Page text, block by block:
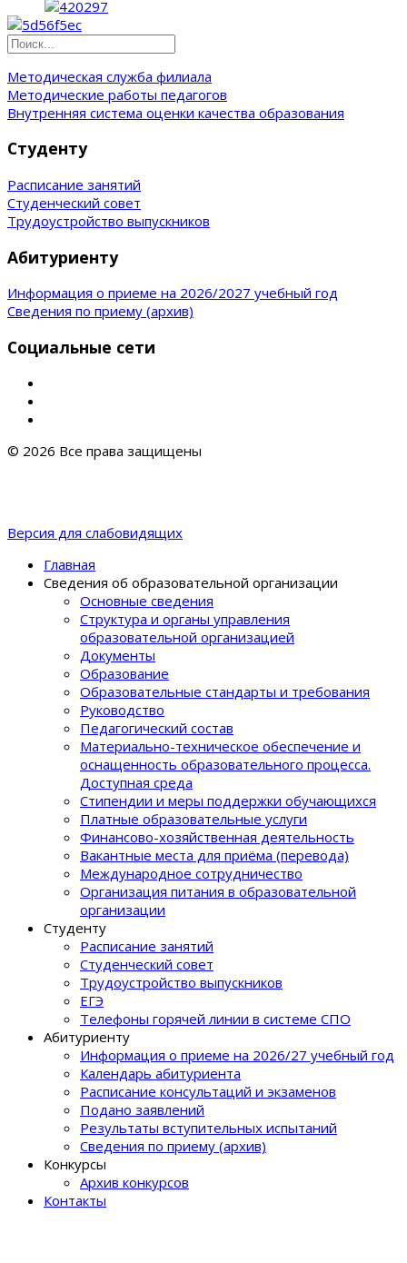
Методическая служба филиала
Методические работы педагогов
Внутренняя система оценки качества образования
Студенту
Расписание занятий
Студенческий совет
Трудоустройство выпускников
Абитуриенту
Информация о приеме на 2026/2027 учебный год
Сведения по приему (архив)
Социальные сети
© 2026 Все права защищены
Версия для слабовидящих
Главная
Сведения об образовательной организации
Основные сведения
Структура и органы управления
образовательной организацией
Документы
Образование
Образовательные стандарты и требования
Руководство
Педагогический состав
Материально-техническое обеспечение и
оснащенность образовательного процеcса.
Доступная среда
Стипендии и меры поддержки обучающихся
Платные образовательные услуги
Финансово-хозяйственная деятельность
Вакантные места для приёма (перевода)
Международное сотрудничество
Организация питания в образовательной
организации
Студенту
Расписание занятий
Студенческий совет
Трудоустройство выпускников
ЕГЭ
Телефоны горячей линии в системе СПО
Абитуриенту
Информация о приеме на 2026/27 учебный год
Календарь абитуриента
Расписание консультаций и экзаменов
Подано заявлений
Результаты вступительных испытаний
Сведения по приему (архив)
Конкурсы
Архив конкурсов
Контакты